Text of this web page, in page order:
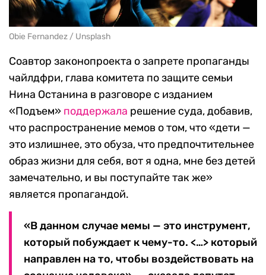
Obie Fernandez / Unsplash
Соавтор законопроекта о запрете пропаганды
чайлдфри, глава комитета по защите семьи
Нина Останина в разговоре с изданием
«Подъем» поддержала решение суда, добавив,
что распространение мемов о том, что «дети —
это излишнее, это обуза, что предпочтительнее
образ жизни для себя, вот я одна, мне без детей
замечательно, и вы поступайте так же»
является пропагандой.
«В данном случае мемы — это инструмент,
который побуждает к чему-то. <…> который
направлен на то, чтобы воздействовать на